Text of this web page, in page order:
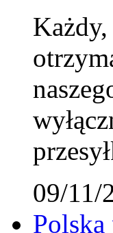
09/11/